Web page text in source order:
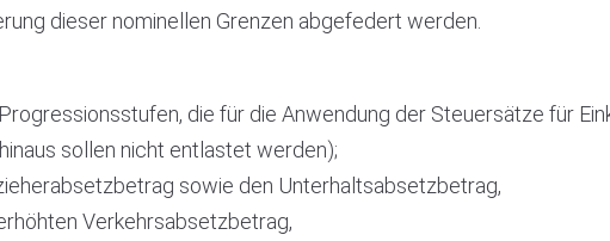
dieser nominellen Grenzen abgefedert werden.
die für die Anwendung der Steuersätze für
sollen nicht entlastet werden);
sowie den Unterhaltsabsetzbetrag,
Verkehrsabsetzbetrag,